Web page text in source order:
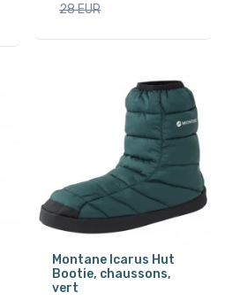
28 EUR
Montane Icarus Hut
Bootie, chaussons,
vert